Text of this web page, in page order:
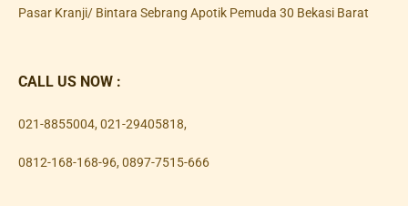
Pasar Kranji/ Bintara Sebrang Apotik Pemuda 30 Bekasi Barat
CALL US NOW :
021-8855004, 021-29405818,
0812-168-168-96, 0897-7515-666